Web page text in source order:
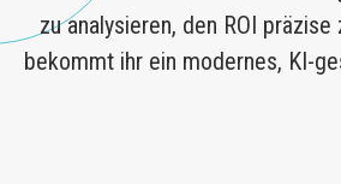
zu analysieren, den ROI
bekommt ihr ein modernes, KI-